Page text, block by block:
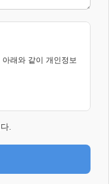
래와 같이 개인정보
.